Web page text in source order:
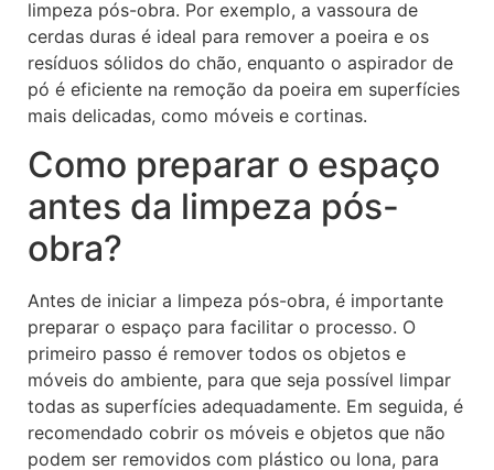
limpeza pós-obra. Por exemplo, a vassoura de
cerdas duras é ideal para remover a poeira e os
resíduos sólidos do chão, enquanto o aspirador de
pó é eficiente na remoção da poeira em superfícies
mais delicadas, como móveis e cortinas.
Como preparar o espaço
antes da limpeza pós-
obra?
Antes de iniciar a limpeza pós-obra, é importante
preparar o espaço para facilitar o processo. O
primeiro passo é remover todos os objetos e
móveis do ambiente, para que seja possível limpar
todas as superfícies adequadamente. Em seguida, é
recomendado cobrir os móveis e objetos que não
podem ser removidos com plástico ou lona, para